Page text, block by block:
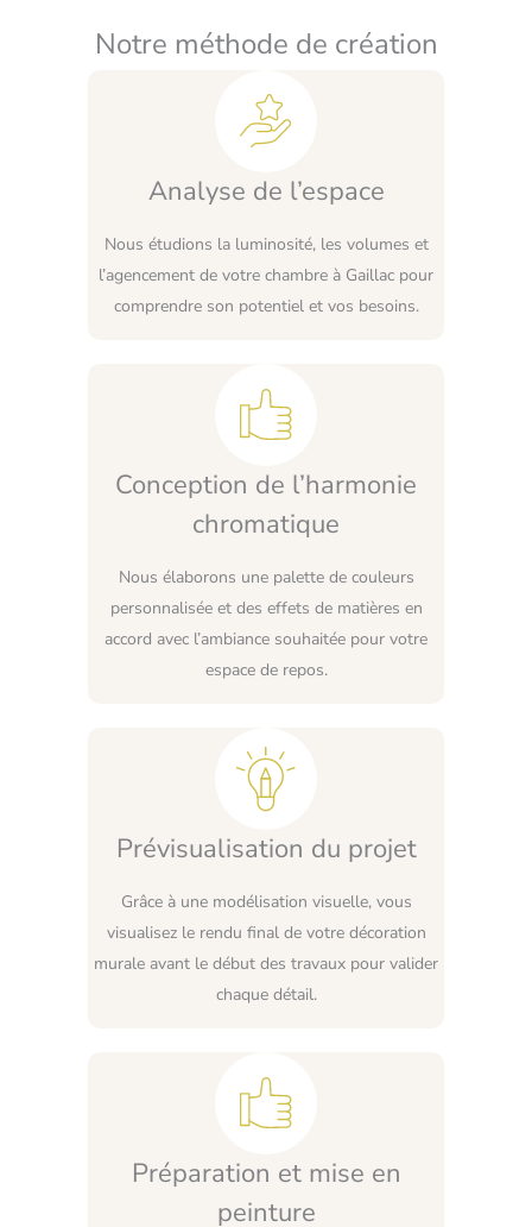
Notre méthode de création
Analyse de l’espace
Nous étudions la luminosité, les volumes et
l’agencement de votre chambre à Gaillac pour
comprendre son potentiel et vos besoins.
Conception de l’harmonie
chromatique
Nous élaborons une palette de couleurs
personnalisée et des effets de matières en
accord avec l’ambiance souhaitée pour votre
espace de repos.
Prévisualisation du projet
Grâce à une modélisation visuelle, vous
visualisez le rendu final de votre décoration
murale avant le début des travaux pour valider
chaque détail.
Préparation et mise en
peinture